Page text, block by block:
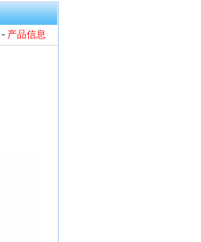
- 产品信息